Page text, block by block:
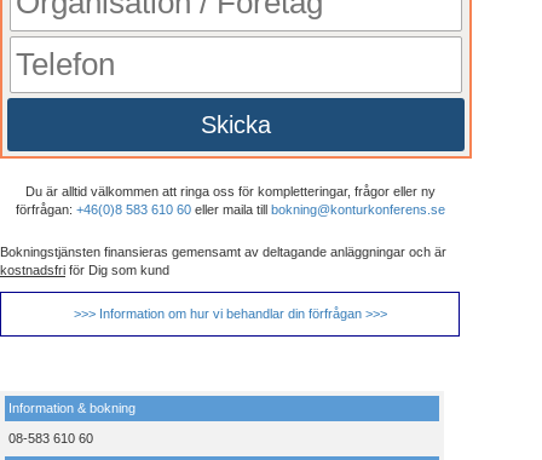
Skicka
Du är alltid välkommen att ringa oss för kompletteringar, frågor eller ny
förfrågan: +46(0)8 583 610 60eller maila till bokning@konturkonferens.se
Bokningstjänsten finansieras gemensamt av deltagande anläggningar och är
kostnadsfri för Dig som kund
>>> Information om hur vi behandlar din förfrågan >>>
Information & bokning
08-583 610 60